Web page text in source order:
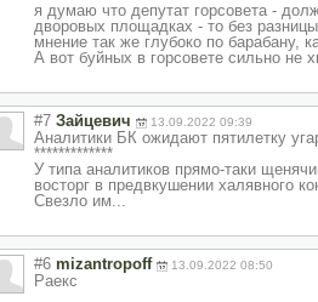
я думаю что депутат горсовета -
дворовых площадках - то без
мнение так же глубоко по барабану,
А вот буйных в горсовете сильно не
#7 Зайцевич 13.09.2022 09:39
Аналитики БК ожидают пятилетку
*************
У типа аналитиков прямо-таки
восторг в предвкушении халявного
Свезло им...
#6 mizantropoff 13.09.2022 08:50
Раекс